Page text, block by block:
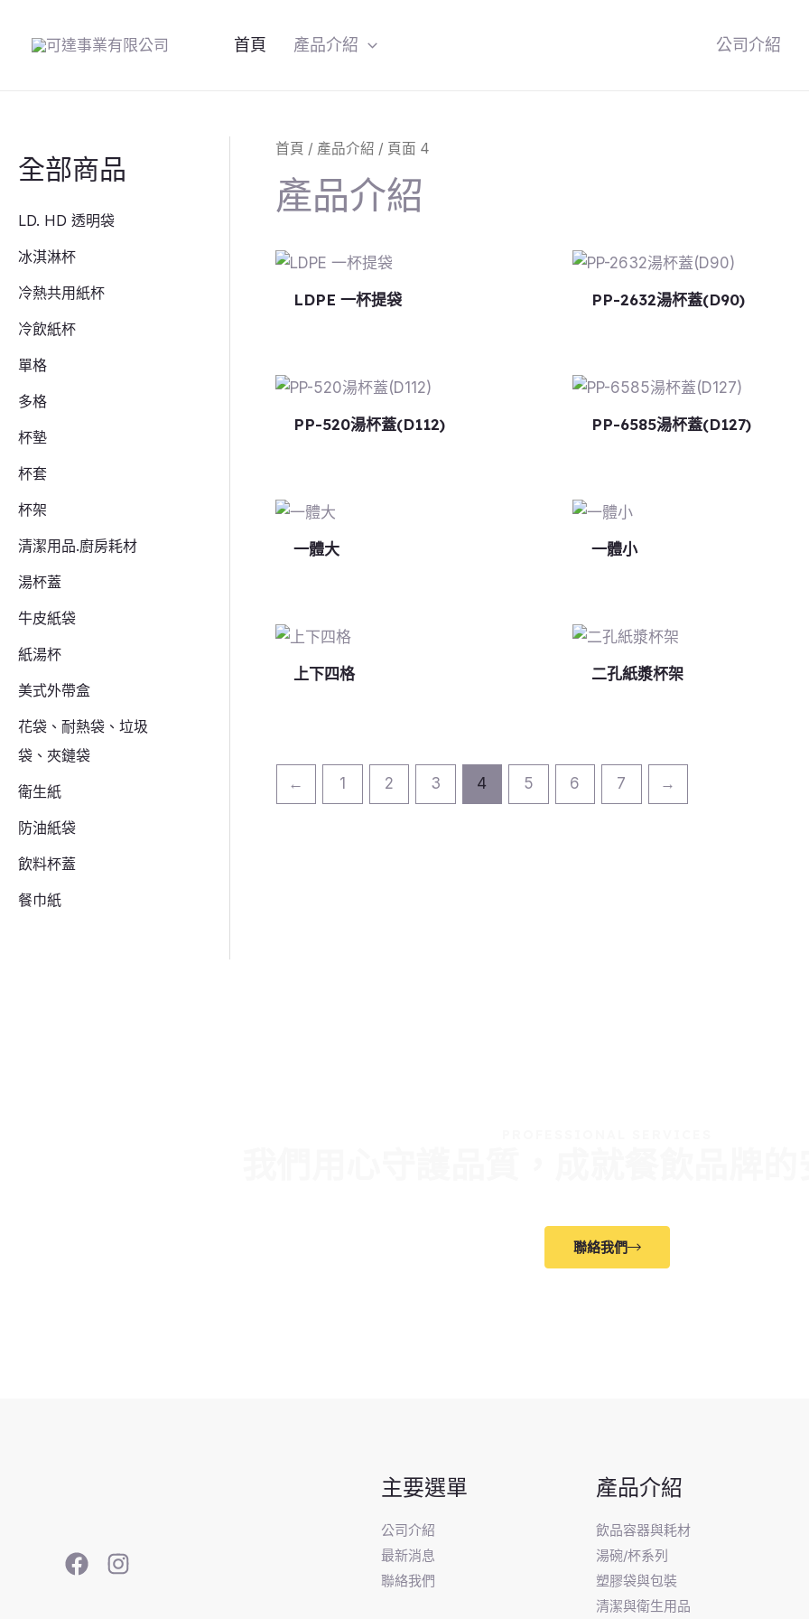
首頁 產品介紹 公司介紹
全部商品
LD. HD 透明袋
冰淇淋杯
冷熱共用紙杯
冷飲紙杯
單格
多格
杯墊
杯套
杯架
清潔用品.廚房耗材
湯杯蓋
牛皮紙袋
紙湯杯
美式外帶盒
花袋、耐熱袋、垃圾
袋、夾鏈袋
衛生紙
防油紙袋
飲料杯蓋
餐巾紙
首頁 / 產品介紹 / 頁面 4
產品介紹
LDPE 一杯提袋 PP-2632湯杯蓋(D90)
PP-520湯杯蓋(D112) PP-6585湯杯蓋(D127)
一體大 一體小
上下四格 二孔紙漿杯架
← 1 2 3 4 5 6 7 →
聯絡我們
主要選單
公司介紹
最新消息
聯絡我們
產品介紹
飲品容器與耗材
湯碗/杯系列
塑膠袋與包裝
清潔與衛生用品